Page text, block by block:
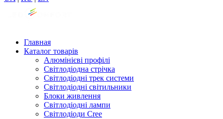
Главная
Каталог товарів
Алюмінієві профілі
Світлодіодна стрічка
Світлодіодні трек системи
Світлодіодні світильники
Блоки живлення
Світлодіодні лампи
Світлодіоди Cree